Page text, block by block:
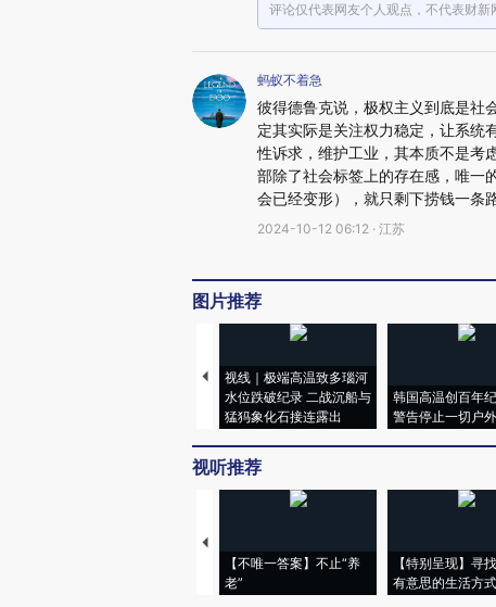
评论仅代表网友个人观点，不代表财新
蚂蚁不着急
彼得德鲁克说，极权主义到底是社
定其实际是关注权力稳定，让系统
性诉求，维护工业，其本质不是考
部除了社会标签上的存在感，唯一
会已经变形），就只剩下捞钱一条路
2024-10-12 06:12 · 江苏
图片推荐
视线｜极端高温致多瑙河
水位跌破纪录 二战沉船与
猛犸象化石接连露出
韩国高温创百年
警告停止一切户
视听推荐
【不唯一答案】不止“养
老”
【特别呈现】寻
有意思的生活方